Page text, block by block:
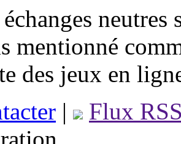
mentionné
des jeux en
|
Flux